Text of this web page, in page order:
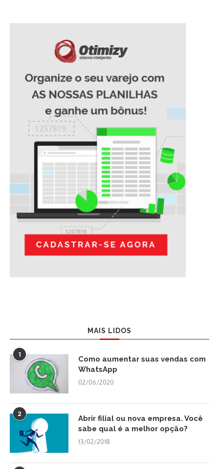
MAIS LIDOS
1
Como aumentar suas vendas com
WhatsApp
02/06/2020
2
Abrir filial ou nova empresa. Você
sabe qual é a melhor opção?
13/02/2018